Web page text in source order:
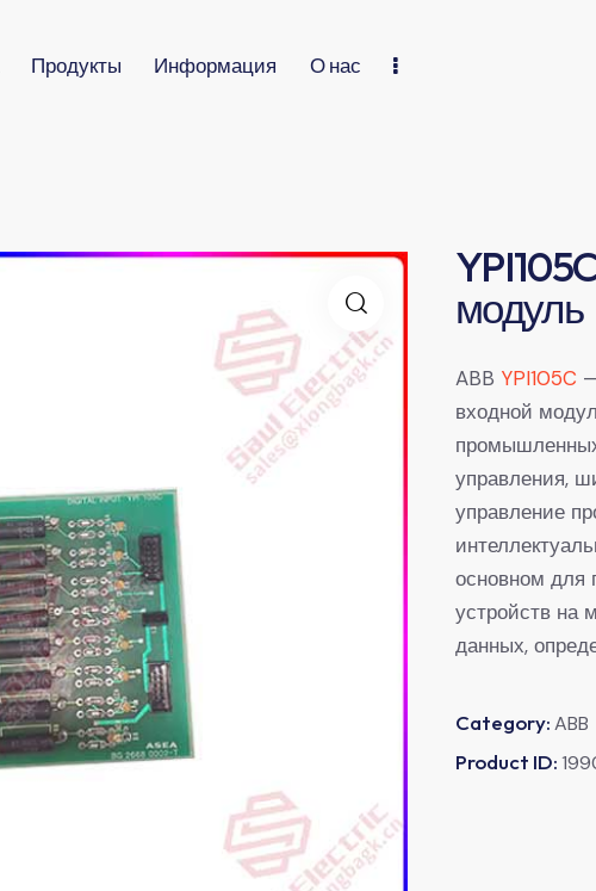
Продукты Информация О нас
модуль
ABB YPI105C
входной
управления,
управление
основном для
устройств на
данных,
Category:ABB
Product ID: